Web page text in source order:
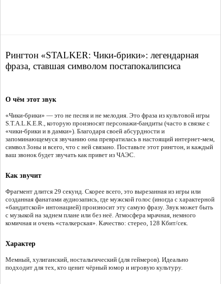
Рингтон «STALKER: Чики-брики»: легендарная
фраза, ставшая символом постапокалипсиса
О чём этот звук
«Чики-брики» — это не песня и не мелодия. Это фраза из культовой игры
S.T.A.L.K.E.R., которую произносят персонажи-бандиты (часто в связке с
«чики-брики и в дамки»). Благодаря своей абсурдности и
запоминающемуся звучанию она превратилась в настоящий интернет-мем,
символ Зоны и всего, что с ней связано. Поставьте этот рингтон, и каждый
ваш звонок будет звучать как привет из ЧАЭС.
Как звучит
Фрагмент длится 29 секунд. Скорее всего, это вырезанная из игры или
созданная фанатами аудиозапись, где мужской голос (иногда с характерной
«бандитской» интонацией) произносит эту самую фразу. Звук может быть
с музыкой на заднем плане или без неё. Атмосфера мрачная, немного
комичная и очень «сталкерская». Качество: стерео, 128 Кбит/сек.
Характер
Мемный, хулиганский, ностальгический (для геймеров). Идеально
подходит для тех, кто ценит чёрный юмор и игровую культуру.